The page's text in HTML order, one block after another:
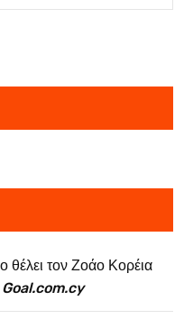
τον Ζοάο Κορέια
Goal.com.cy